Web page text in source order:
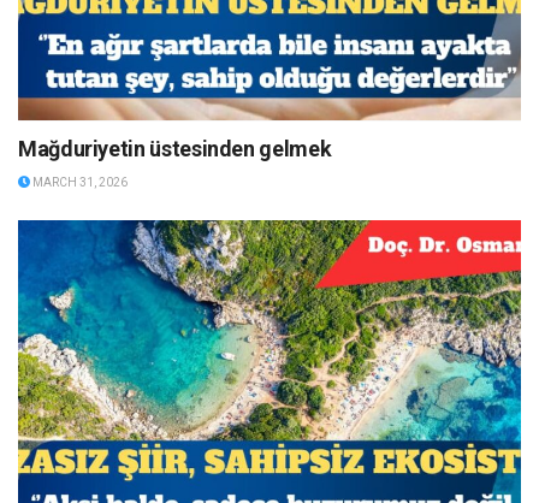
Mağduriyetin üstesinden gelmek
MARCH 31, 2026